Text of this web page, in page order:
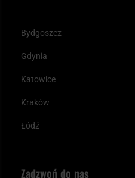
Bydgoszcz
Gdynia
Katowice
Kraków
Łódź
Zadzwoń do nas